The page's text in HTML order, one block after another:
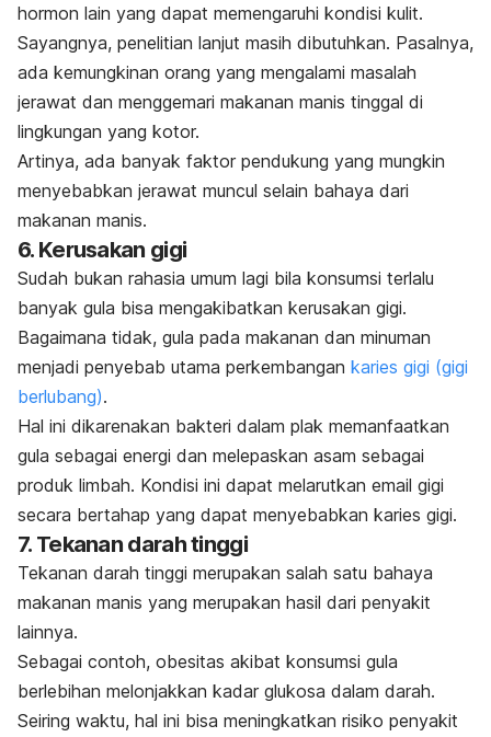
hormon lain yang dapat memengaruhi kondisi kulit.
Sayangnya, penelitian lanjut masih dibutuhkan. Pasalnya,
ada kemungkinan orang yang mengalami masalah
jerawat dan menggemari makanan manis tinggal di
lingkungan yang kotor.
Artinya, ada banyak faktor pendukung yang mungkin
menyebabkan jerawat muncul selain bahaya dari
makanan manis.
6. Kerusakan gigi
Sudah bukan rahasia umum lagi bila konsumsi terlalu
banyak gula bisa mengakibatkan kerusakan gigi.
Bagaimana tidak, gula pada makanan dan minuman
menjadi penyebab utama perkembangan karies gigi (gigi
berlubang).
Hal ini dikarenakan bakteri dalam plak memanfaatkan
gula sebagai energi dan melepaskan asam sebagai
produk limbah. Kondisi ini dapat melarutkan email gigi
secara bertahap yang dapat menyebabkan karies gigi.
7. Tekanan darah tinggi
Tekanan darah tinggi merupakan salah satu bahaya
makanan manis yang merupakan hasil dari penyakit
lainnya.
Sebagai contoh, obesitas akibat konsumsi gula
berlebihan melonjakkan kadar glukosa dalam darah.
Seiring waktu, hal ini bisa meningkatkan risiko penyakit